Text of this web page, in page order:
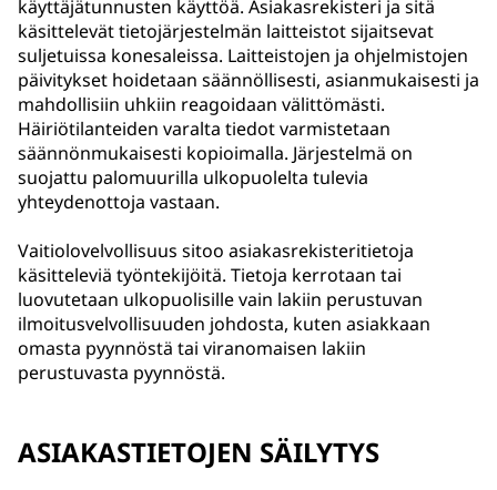
käyttäjätunnusten käyttöä. Asiakasrekisteri ja sitä
käsittelevät tietojärjestelmän laitteistot sijaitsevat
suljetuissa konesaleissa. Laitteistojen ja ohjelmistojen
päivitykset hoidetaan säännöllisesti, asianmukaisesti ja
mahdollisiin uhkiin reagoidaan välittömästi.
Häiriötilanteiden varalta tiedot varmistetaan
säännönmukaisesti kopioimalla. Järjestelmä on
suojattu palomuurilla ulkopuolelta tulevia
yhteydenottoja vastaan.
Vaitiolovelvollisuus sitoo asiakasrekisteritietoja
käsitteleviä työntekijöitä. Tietoja kerrotaan tai
luovutetaan ulkopuolisille vain lakiin perustuvan
ilmoitusvelvollisuuden johdosta, kuten asiakkaan
omasta pyynnöstä tai viranomaisen lakiin
perustuvasta pyynnöstä.
ASIAKASTIETOJEN SÄILYTYS